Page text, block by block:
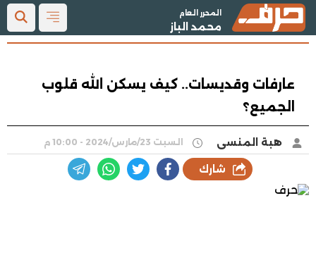
المحرر العام
محمد الباز
عارفات وقديسات.. كيف يسكن الله قلوب
الجميع؟
هبة المنسى السبت 23/مارس/2024 - 10:00 م
شارك